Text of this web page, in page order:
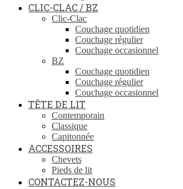
CLIC-CLAC / BZ
Clic-Clac
Couchage quotidien
Couchage régulier
Couchage occasionnel
BZ
Couchage quotidien
Couchage régulier
Couchage occasionnel
TÊTE DE LIT
Contemporain
Classique
Capitonnée
ACCESSOIRES
Chevets
Pieds de lit
CONTACTEZ-NOUS